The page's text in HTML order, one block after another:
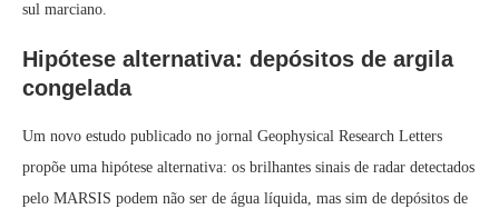
sul marciano.
Hipótese alternativa: depósitos de argila
congelada
Um novo estudo publicado no jornal Geophysical Research Letters
propõe uma hipótese alternativa: os brilhantes sinais de radar detectados
pelo MARSIS podem não ser de água líquida, mas sim de depósitos de